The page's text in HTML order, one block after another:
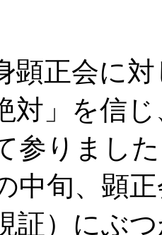
顕正会に
対」を信
参りまし
中旬、顕
証）にぶ